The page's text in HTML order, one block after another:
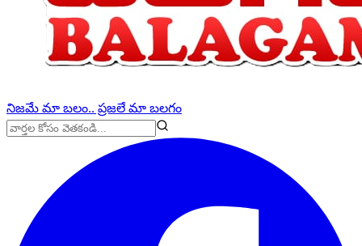
నిజమే మా బలం.. ప్రజలే మా బలగం